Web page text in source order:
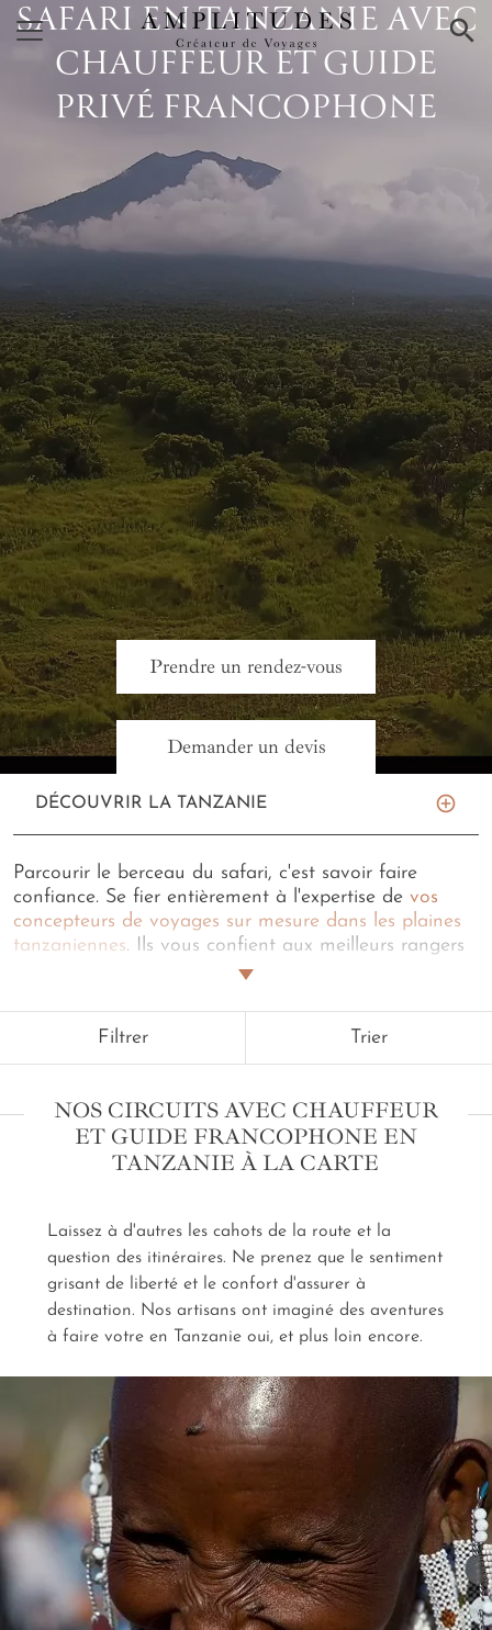
×
SAFARI EN TANZANIE AVEC
CHAUFFEUR ET GUIDE
PRIVÉ FRANCOPHONE
Prendre un rendez-vous
Demander un devis
DÉCOUVRIR LA TANZANIE
Parcourir le berceau du safari, c'est savoir faire
confiance. Se fier entièrement à l'expertise de vos
concepteurs de voyages sur mesure dans les plaines
tanzaniennes. Ils vous confient aux meilleurs rangers
safari en Tanzanie avec chauffeur et
nationaux iconiques pour rejoindre des lieux aux
légendes fascinantes, comme le lac Natron et ses
fantômes de sel. La langue française retrouvée lève
faune. Une audience avec le Big Five est un honneur,
mais si l'on ne peut comprendre ce qu'il représente,
cet honneur est vain. En nous confiant votre
conscience de votre expérience, soulignée par les
attentions de notre conciergerie. Un luxe rare
que vous offre l'escorte d'une agence de voyage sur
mesure.
Filtrer Trier
NOS CIRCUITS AVEC CHAUFFEUR
ET GUIDE FRANCOPHONE EN
TANZANIE À LA CARTE
Laissez à d'autres les cahots de la route et la
question des itinéraires. Ne prenez que le sentiment
grisant de liberté et le confort d'assurer à
destination. Nos artisans ont imaginé des aventures
à faire votre en Tanzanie oui, et plus loin encore.